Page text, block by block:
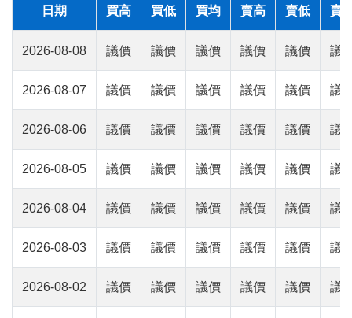
日期 買高 買低 買均 賣高 賣低 賣
2026-08-08 議價 議價 議價 議價 議價 議
2026-08-07 議價 議價 議價 議價 議價 議
2026-08-06 議價 議價 議價 議價 議價 議
2026-08-05 議價 議價 議價 議價 議價 議
2026-08-04 議價 議價 議價 議價 議價 議
2026-08-03 議價 議價 議價 議價 議價 議
2026-08-02 議價 議價 議價 議價 議價 議